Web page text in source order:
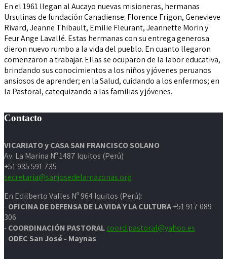
En el 1961 llegan al Aucayo nuevas misioneras, hermanas
Ursulinas de fundación Canadiense: Florence Frigon, Genevieve
Rivard, Jeanne Thibault, Emilie Fleurant, Jeannette Morin y
Feur Ange Lavallé. Estas hermanas con su entrega generosa
dieron nuevo rumbo a la vida del pueblo. En cuanto llegaron
comenzaron a trabajar. Ellas se ocuparon de la labor educativa,
brindando sus conocimientos a los niños y jóvenes peruanos
ansiosos de aprender; en la Salud, cuidando a los enfermos; en
la Pastoral, catequizando a las familias y jóvenes.
Contacto
VICARIATO y CASA SAN FRANCISCO SOLANO
Av. La Marina Nº 1487 Iquitos (Perú)
+51 935 591 735
secretaria@sanjosedelamazonas.org
En Edilberto Valles Nº 964 Iquitos (Perú):
-OFICINA DE DEFENSA DE LA VIDA Y LA CULTURA+51 917 089
306
-COORDINACIÓN PASTORALcoord.pastoral@yahoo.es
-ODEC San José - Maynas